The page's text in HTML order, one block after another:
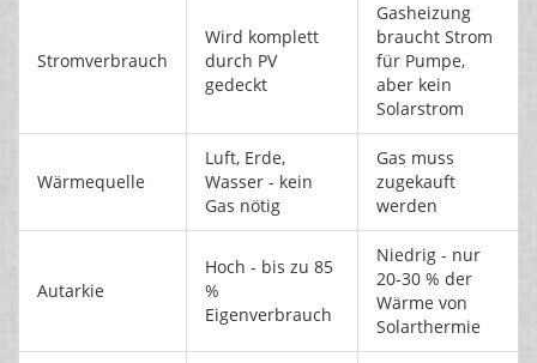
Stromverbrauch
Wird komplett
durch PV
gedeckt
Gasheizung
braucht Strom
für Pumpe,
aber kein
Solarstrom
Wärmequelle
Luft, Erde,
Wasser - kein
Gas nötig
Gas muss
zugekauft
werden
Autarkie
Hoch - bis zu 85
%
Eigenverbrauch
Niedrig - nur
20-30 % der
Wärme von
Solarthermie